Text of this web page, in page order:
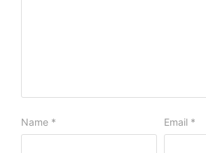
Name * Email *